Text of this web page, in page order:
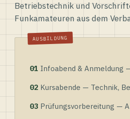
Betriebstechnik und
Funkamateuren aus dem
01 Infoabend & Anmeldung
02 Kursabende — Technik,
03 Prüfungsvorbereitung —